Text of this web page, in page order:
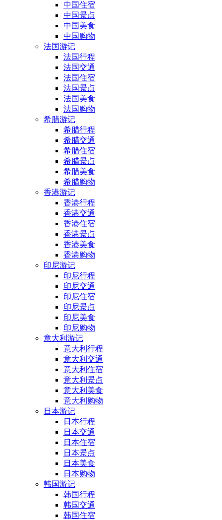
中国住宿
中国景点
中国美食
中国购物
法国游记
法国行程
法国交通
法国住宿
法国景点
法国美食
法国购物
希腊游记
希腊行程
希腊交通
希腊住宿
希腊景点
希腊美食
希腊购物
香港游记
香港行程
香港交通
香港住宿
香港景点
香港美食
香港购物
印尼游记
印尼行程
印尼交通
印尼住宿
印尼景点
印尼美食
印尼购物
意大利游记
意大利行程
意大利交通
意大利住宿
意大利景点
意大利美食
意大利购物
日本游记
日本行程
日本交通
日本住宿
日本景点
日本美食
日本购物
韩国游记
韩国行程
韩国交通
韩国住宿